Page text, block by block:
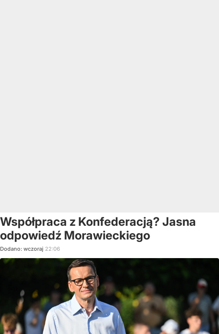
Współpraca z Konfederacją? Jasna
odpowiedź Morawieckiego
Dodano: wczoraj 22:06